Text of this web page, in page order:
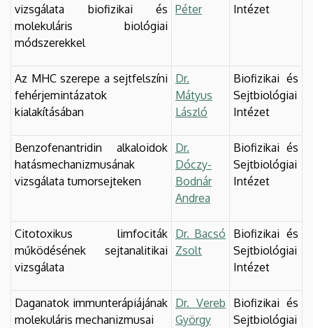
vizsgálata biofizikai és
molekuláris biológiai
módszerekkel
Péter
Intézet
Az MHC szerepe a sejtfelszíni
fehérjemintázatok
kialakításában
Dr.
Mátyus
László
Biofizikai és
Sejtbiológiai
Intézet
Benzofenantridin alkaloidok
hatásmechanizmusának
vizsgálata tumorsejteken
Dr.
Dóczy-
Bodnár
Andrea
Biofizikai és
Sejtbiológiai
Intézet
Citotoxikus limfociták
működésének sejtanalitikai
vizsgálata
Dr. Bacsó
Zsolt
Biofizikai és
Sejtbiológiai
Intézet
Daganatok immunterápiájának
molekuláris mechanizmusai
Dr. Vereb
György
Biofizikai és
Sejtbiológiai